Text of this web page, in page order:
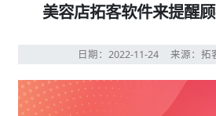
美容店拓客软件来提醒
日期：2022-11-24 来源：